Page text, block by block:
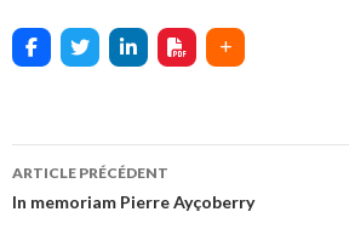
Navigation
ARTICLE PRÉCÉDENT
In memoriam Pierre Ayçoberry